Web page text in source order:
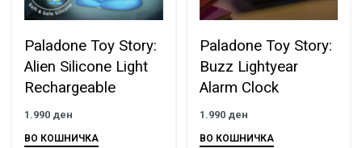
Paladone Toy Story:
Alien Silicone Light
Rechargeable
1.990 ден
ВО КОШНИЧКА
Paladone Toy Story:
Buzz Lightyear
Alarm Clock
1.990 ден
ВО КОШНИЧКА